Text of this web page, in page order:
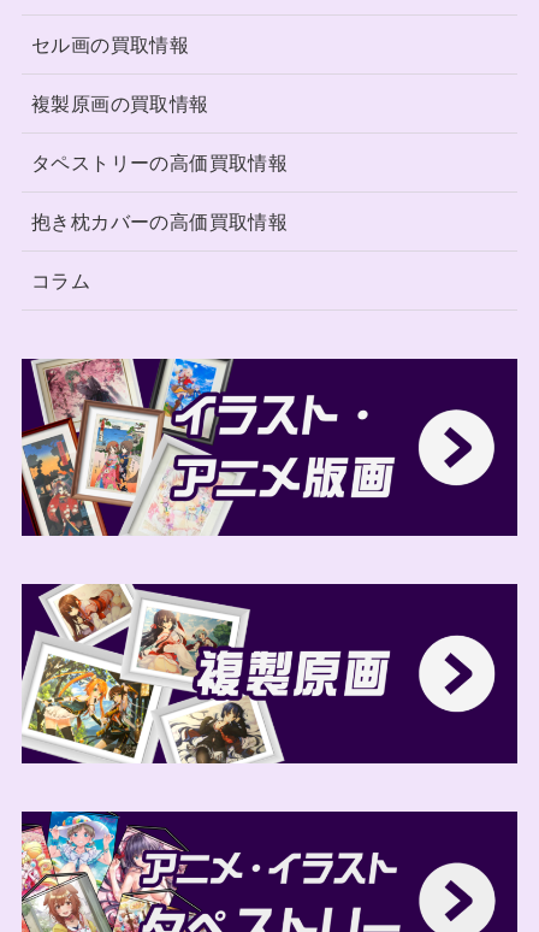
セル画の買取情報
複製原画の買取情報
タペストリーの高価買取情報
抱き枕カバーの高価買取情報
コラム